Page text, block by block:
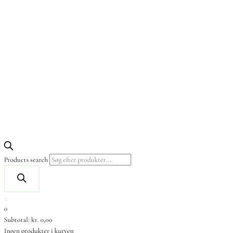
Products search
0
0
Subtotal: kr. 0,00
Ingen produkter i kurven